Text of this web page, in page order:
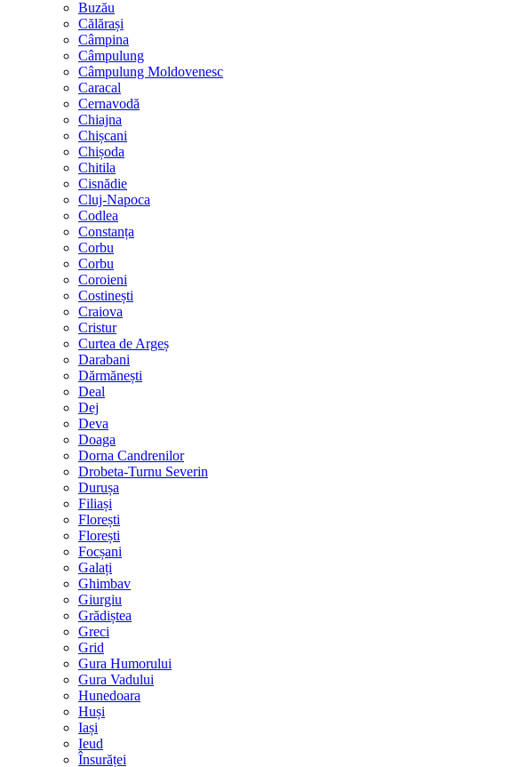
Buzău
Călărași
Câmpina
Câmpulung
Câmpulung Moldovenesc
Caracal
Cernavodă
Chiajna
Chișcani
Chișoda
Chitila
Cisnădie
Cluj-Napoca
Codlea
Constanța
Corbu
Corbu
Coroieni
Costinești
Craiova
Cristur
Curtea de Argeș
Darabani
Dărmănești
Deal
Dej
Deva
Doaga
Dorna Candrenilor
Drobeta-Turnu Severin
Durușa
Filiași
Florești
Florești
Focșani
Galați
Ghimbav
Giurgiu
Grădiștea
Greci
Grid
Gura Humorului
Gura Vadului
Hunedoara
Huși
Iași
Ieud
Însurăței